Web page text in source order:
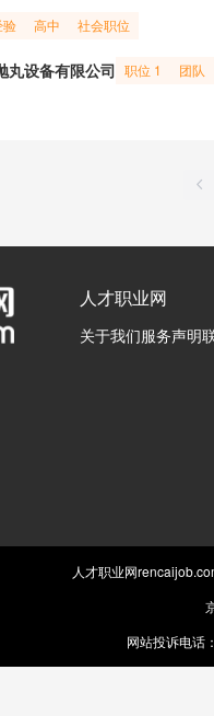
验 高中 社会职位
丸设备有限公司 职位 1 团队
人才职业网
关于我们服务声明
人才职业网
网站投诉电话